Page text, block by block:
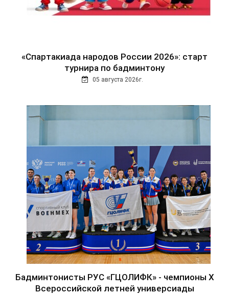
«Спартакиада народов России 2026»: старт
турнира по бадминтону
05 августа 2026г.
Бадминтонисты РУС «ГЦОЛИФК» - чемпионы Х
Всероссийской летней универсиады